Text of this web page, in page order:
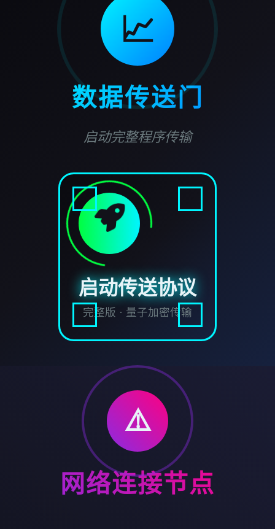
📈
数据传送门
启动完整程序传输
启动传送协议
完整版 · 量子加密传输
⚠️
网络连接节点